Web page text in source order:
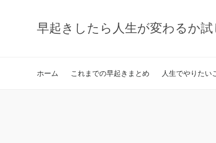
早起きしたら人生が変わるか
ホーム これまでの早起きまとめ 人生でやりたい